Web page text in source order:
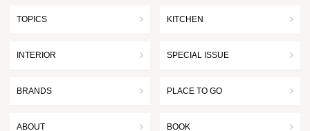
TOPICS KITCHEN
INTERIOR SPECIAL ISSUE
BRANDS PLACE TO GO
ABOUT BOOK